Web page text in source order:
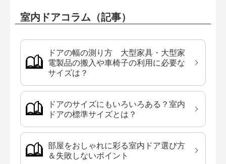
室内ドアコラム（記事）
ドアの幅の測り方 大型家具・大型家
電製品の搬入や車椅子の利用に必要な
サイズは？
ドアのサイズにもいろいろある？室内
ドアの標準サイズとは？
部屋をおしゃれに彩る室内ドア選び方
＆失敗しないポイント